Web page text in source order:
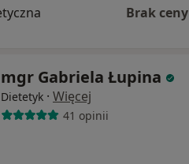
Brak ceny
mgr Gabriela Łupina
Dietetyk · Więcej
41 opinii